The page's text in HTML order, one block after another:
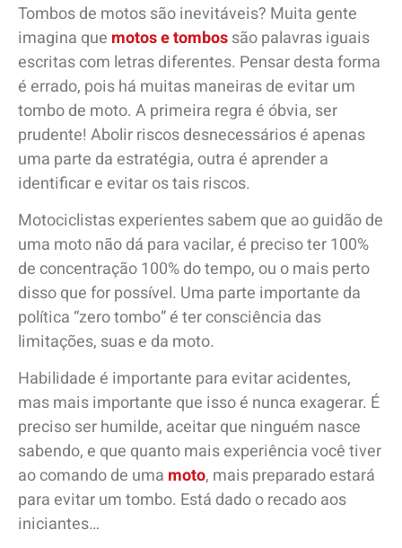
Tombos de motos são inevitáveis? Muita gente
imagina que motos e tombossão palavras iguais
escritas com letras diferentes. Pensar desta forma
é errado, pois há muitas maneiras de evitar um
tombo de moto. A primeira regra é óbvia, ser
prudente! Abolir riscos desnecessários é apenas
uma parte da estratégia, outra é aprender a
identificar e evitar os tais riscos.
Motociclistas experientes sabem que ao guidão de
uma moto não dá para vacilar, é preciso ter 100%
de concentração 100% do tempo, ou o mais perto
disso que for possível. Uma parte importante da
política “zero tombo” é ter consciência das
limitações, suas e da moto.
Habilidade é importante para evitar acidentes,
mas mais importante que isso é nunca exagerar. É
preciso ser humilde, aceitar que ninguém nasce
sabendo, e que quanto mais experiência você tiver
ao comando de uma moto, mais preparado estará
para evitar um tombo. Está dado o recado aos
iniciantes…